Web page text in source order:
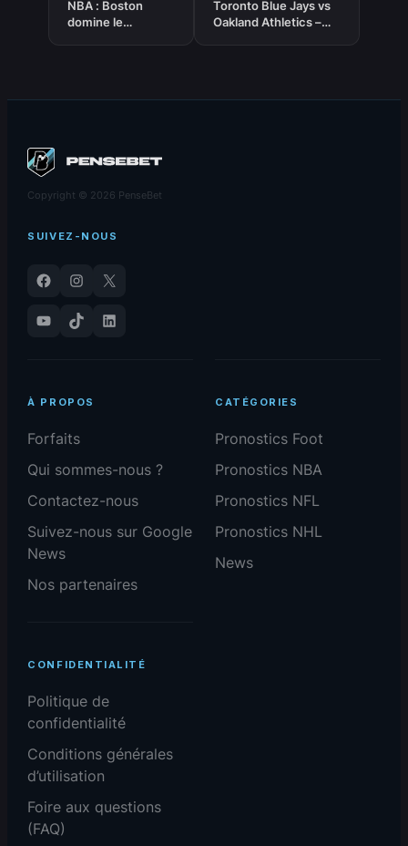
NBA : Boston
domine le
Toronto Blue Jays vs
Oakland Athletics –
Copyright © 2026 PenseBet
SUIVEZ-NOUS
Facebook Instagram
X
YouTube
TikTok LinkedIn
À PROPOS
Forfaits
Qui sommes-nous ?
Contactez-nous
Suivez-nous sur Google
News
Nos partenaires
CATÉGORIES
Pronostics Foot
Pronostics NBA
Pronostics NFL
Pronostics NHL
News
CONFIDENTIALITÉ
Politique de
confidentialité
Conditions générales
d’utilisation
Foire aux questions
(FAQ)